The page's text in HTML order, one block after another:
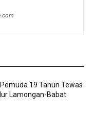
19 Tahun Tewas
Lamongan-Babat